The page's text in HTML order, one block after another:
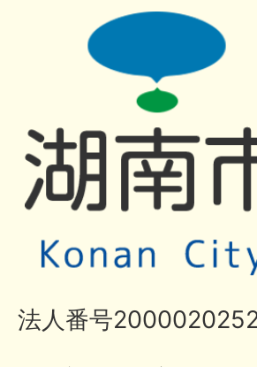
法人番号